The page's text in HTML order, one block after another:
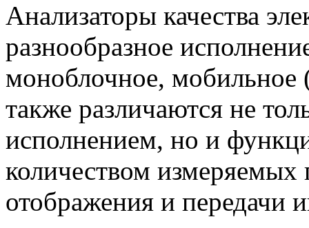
Анализаторы качества
разнообразное
моноблочное,
также различаются не
исполнением, но и
количеством измеряемых
отображения и передачи